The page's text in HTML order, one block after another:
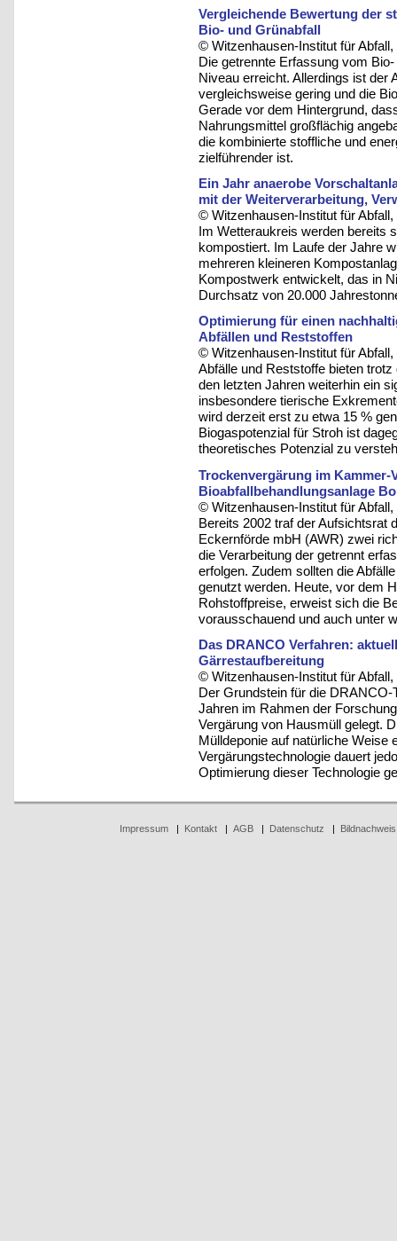
Vergleichende Bewertung der
Bio- und Grünabfall
© Witzenhausen-Institut für
Die getrennte Erfassung vom
Niveau erreicht. Allerdings ist der
vergleichsweise gering und die
Gerade vor dem Hintergrund,
Nahrungsmittel großflächig
die kombinierte stoffliche und
zielführender ist.
Ein Jahr anaerobe
mit der Weiterverarbeitung,
© Witzenhausen-Institut für
Im Wetteraukreis werden bereits
kompostiert. Im Laufe der Jahre
mehreren kleineren
Kompostwerk entwickelt, das in
Durchsatz von 20.000
Optimierung für einen
Abfällen und Reststoffen
© Witzenhausen-Institut für
Abfälle und Reststoffe bieten
den letzten Jahren weiterhin ein
insbesondere tierische
wird derzeit erst zu etwa 15 %
Biogaspotenzial für Stroh ist
theoretisches Potenzial zu
Trockenvergärung im Kammer-
Bioabfallbehandlungsanlage
© Witzenhausen-Institut für
Bereits 2002 traf der Aufsichtsrat
Eckernförde mbH (AWR) zwei
die Verarbeitung der getrennt
erfolgen. Zudem sollten die
genutzt werden. Heute, vor dem
Rohstoffpreise, erweist sich die
vorausschauend und auch unter
Das DRANCO Verfahren:
Gärrestaufbereitung
© Witzenhausen-Institut für
Der Grundstein für die
Jahren im Rahmen der
Vergärung von Hausmüll gelegt.
Mülldeponie auf natürliche Weise
Vergärungstechnologie dauert
Optimierung dieser Technologie
Impressum| Kontakt| AGB| Datenschutz Bildnachweis